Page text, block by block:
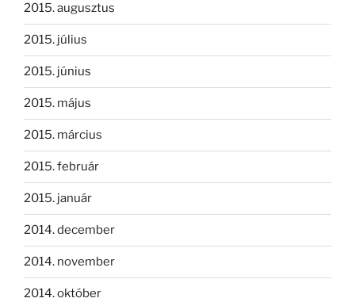
2015. augusztus
2015. július
2015. június
2015. május
2015. március
2015. február
2015. január
2014. december
2014. november
2014. október